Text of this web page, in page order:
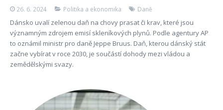
26. 6. 2024 Politika a ekonomika Daně
Dánsko uvalí zelenou daň na chovy prasat či krav, které jsou
významným zdrojem emisí skleníkových plynů. Podle agentury AP
to oznámil ministr pro daně Jeppe Bruus. Daň, kterou dánský stát
začne vybírat v roce 2030, je součástí dohody mezi vládou a
zemědělskými svazy.